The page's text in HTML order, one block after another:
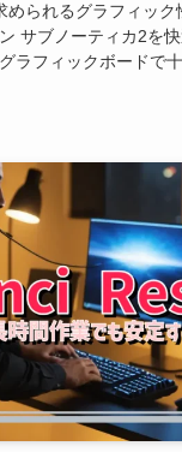
められるグラフィッ
サブノーティカ2を
ラフィックボードで